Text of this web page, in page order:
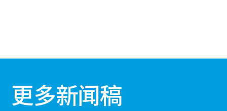
更多新闻稿